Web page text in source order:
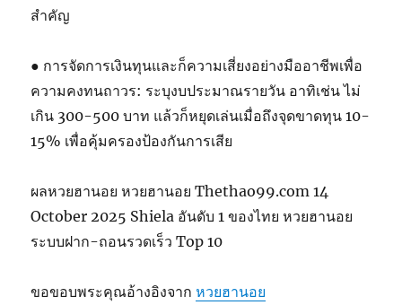
สำคัญ
● การจัดการเงินทุนและก็ความเสี่ยงอย่างมืออาชีพเพื่อ
ความคงทนถาวร: ระบุงบประมาณรายวัน อาทิเช่น ไม่
เกิน 300-500 บาท แล้วก็หยุดเล่นเมื่อถึงจุดขาดทุน 10-
15% เพื่อคุ้มครองป้องกันการเสีย
ผลหวยฮานอย หวยฮานอย Thethao99.com 14
October 2025 Shiela อันดับ 1 ของไทย หวยฮานอย
ระบบฝาก-ถอนรวดเร็ว Top 10
ขอขอบพระคุณอ้างอิงจากหวยฮานอย